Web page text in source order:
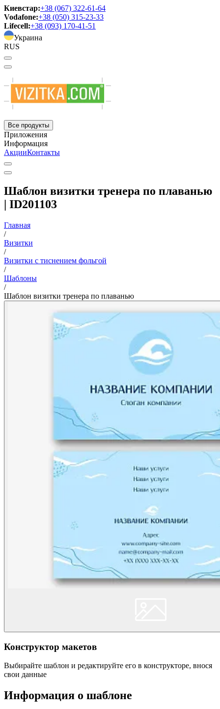
Киевстар:+38 (067) 322-61-64
Vodafone:+38 (050) 315-23-33
Lifecell:+38 (093) 170-41-51
Украина
RUS
Все продукты
Приложения
Информация
АкцииКонтакты
Шаблон визитки тренера по плаванью
| ID201103
Главная
/
Визитки
/
Визитки с тиснением фольгой
/
Шаблоны
/
Шаблон визитки тренера по плаванью
Конструктор макетов
Выбирайте шаблон и редактируйте его в конструкторе, внося
свои данные
Информация о шаблоне